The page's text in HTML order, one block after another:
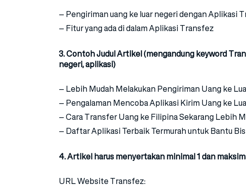
– Pengiriman uang ke luar negeri dengan Aplikasi
– Fitur yang ada di dalam Aplikasi Transfez
3. Contoh Judul Artikel (mengandung keyword
negeri, aplikasi)
– Lebih Mudah Melakukan Pengiriman Uang ke
– Pengalaman Mencoba Aplikasi Kirim Uang ke
– Cara Transfer Uang ke Filipina Sekarang Lebih
– Daftar Aplikasi Terbaik Termurah untuk Bantu
4. Artikel harus menyertakan minimal 1 dan
URL Website Transfez: